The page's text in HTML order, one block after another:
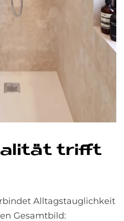
trif­ft
Alltagstauglichkeit
Gesamtbild: